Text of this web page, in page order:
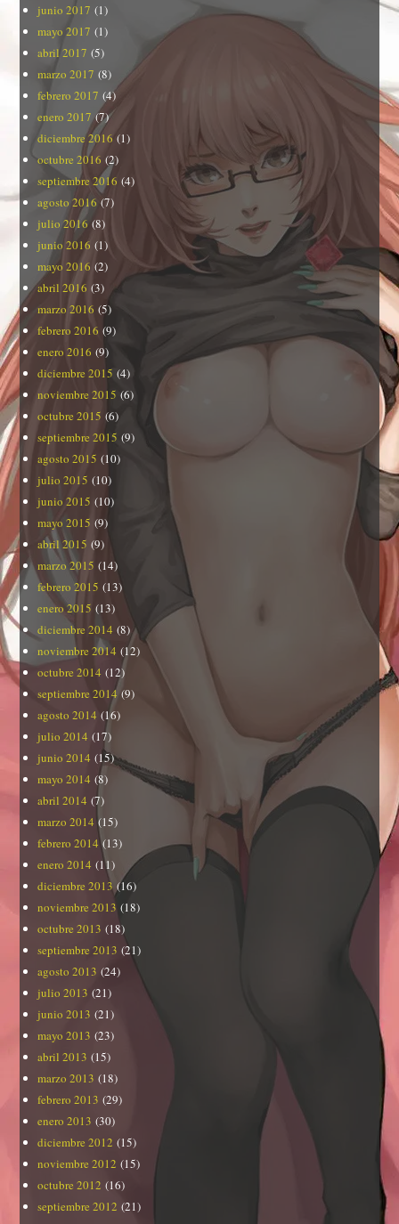
junio 2017 (1)
mayo 2017 (1)
abril 2017 (5)
marzo 2017 (8)
febrero 2017 (4)
enero 2017(7)
diciembre 2016 (1)
octubre 2016 (2)
septiembre 2016 (4)
agosto 2016 (7)
julio 2016 (8)
junio 2016 (1)
mayo 2016 (2)
abril 2016 (3)
marzo 2016 (5)
febrero 2016 (9)
enero 2016 (9)
diciembre 2015 (4)
noviembre 2015 (6)
octubre 2015 (6)
septiembre 2015 (9)
agosto 2015 (10)
julio 2015 (10)
junio 2015 (10)
mayo 2015 (9)
abril 2015 (9)
marzo 2015 (14)
febrero 2015 (13)
enero 2015 (13)
diciembre 2014 (8)
noviembre 2014 (12)
octubre 2014 (12)
septiembre 2014 (9)
agosto 2014 (16)
julio 2014 (17)
junio 2014 (15)
mayo 2014 (8)
abril 2014 (7)
marzo 2014 (15)
febrero 2014(13)
enero 2014 (11)
diciembre 2013 (16)
noviembre 2013 (18)
octubre 2013 (18)
septiembre 2013 (21)
agosto 2013 (24)
julio 2013 (21)
junio 2013 (21)
mayo 2013 (23)
abril 2013 (15)
marzo 2013 (18)
febrero 2013 (29)
enero 2013 (30)
diciembre 2012 (15)
noviembre 2012 (15)
octubre 2012 (16)
septiembre 2012 (21)